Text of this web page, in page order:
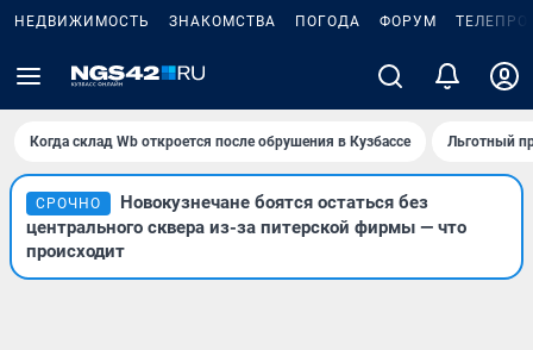
НЕДВИЖИМОСТЬ ЗНАКОМСТВА ПОГОДА ФОРУМ
Когда склад Wb откроется после обрушения в Кузбассе Льготный
СРОЧНО
Новокузнечане боятся остаться без
центрального сквера из-за питерской фирмы — что
происходит